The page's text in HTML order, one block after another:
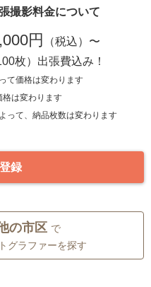
撮影料金について
円
（税込）〜
枚）出張費込み！
て価格は変わります
は変わります
って、納品枚数は変わります
録
の市区 で
グラファーを探す